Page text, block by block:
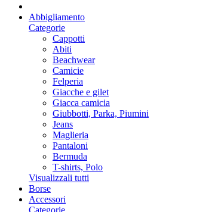
Abbigliamento
Categorie
Cappotti
Abiti
Beachwear
Camicie
Felperia
Giacche e gilet
Giacca camicia
Giubbotti, Parka, Piumini
Jeans
Maglieria
Pantaloni
Bermuda
T-shirts, Polo
Visualizzali tutti
Borse
Accessori
Categorie